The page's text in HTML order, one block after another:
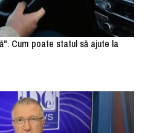
Cum poate statul să ajute la